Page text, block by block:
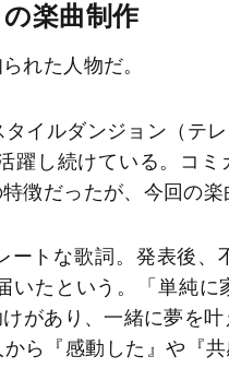
の楽曲制作
れた人物だ。
イルダンジョン（テ
躍し続けている。コ
徴だったが、今回の楽
トな歌詞。発表後
いたという。「単純
があり、一緒に夢を
ら『感動した』や『